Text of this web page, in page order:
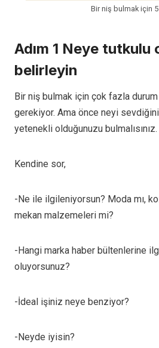
Bir niş bulmak için 5
Adım 1 Neye tutkulu
belirleyin
Bir niş bulmak için çok fazla
gerekiyor. Ama önce neyi
yetenekli olduğunuzu bulmalısınız.
Kendine sor,
-Ne ile ilgileniyorsun? Moda mı,
mekan malzemeleri mi?
-Hangi marka haber bültenlerine
oluyorsunuz?
-İdeal işiniz neye benziyor?
-Neyde iyisin?